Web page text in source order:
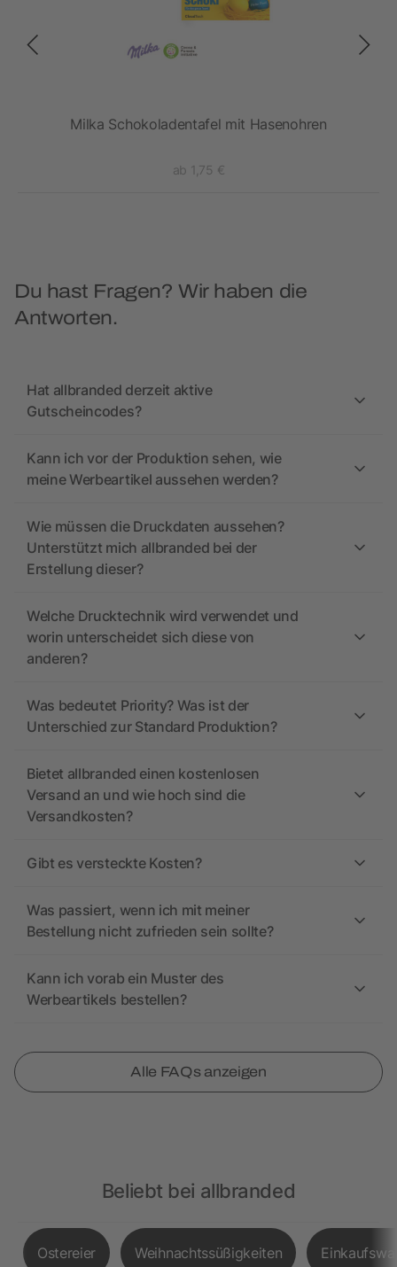
Milka Schokoladentafel mit Hasenohren
ab 1,75 €
Du hast Fragen? Wir haben die
Antworten.
Hat allbranded derzeit aktive
Gutscheincodes?
Kann ich vor der Produktion sehen, wie
meine Werbeartikel aussehen werden?
Wie müssen die Druckdaten aussehen?
Unterstützt mich allbranded bei der
Erstellung dieser?
Welche Drucktechnik wird verwendet und
worin unterscheidet sich diese von
anderen?
Was bedeutet Priority? Was ist der
Unterschied zur Standard Produktion?
Bietet allbranded einen kostenlosen
Versand an und wie hoch sind die
Versandkosten?
Gibt es versteckte Kosten?
Was passiert, wenn ich mit meiner
Bestellung nicht zufrieden sein sollte?
Kann ich vorab ein Muster des
Werbeartikels bestellen?
Alle FAQs anzeigen
Beliebt bei allbranded
Ostereier Weihnachtssüßigkeiten